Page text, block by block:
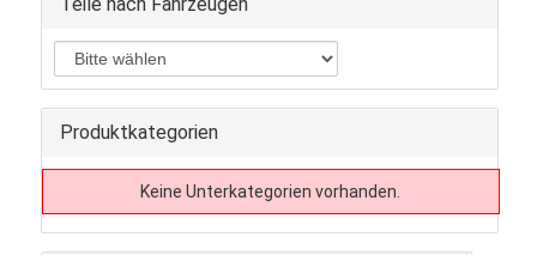
Produktkategorien
Keine Unterkategorien vorhanden.